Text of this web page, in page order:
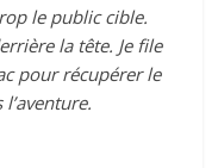
le public cible.
la tête. Je file
pour récupérer le